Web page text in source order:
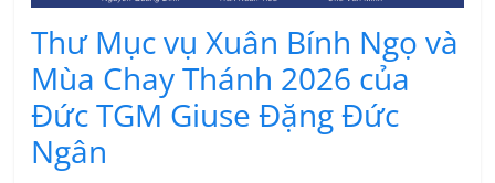
Thư Mục vụ Xuân Bính Ngọ và
Mùa Chay Thánh 2026 của
Đức TGM Giuse Đặng Đức
Ngân